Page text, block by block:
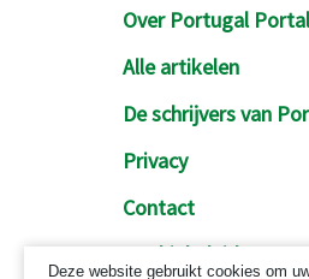
Over Portugal Portal
Alle artikelen
De schrijvers van
Privacy
Contact
Cookiebeleid
Deze website gebruikt cookies om